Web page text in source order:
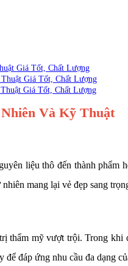
Giá Tốt, Chất Lượng
Giá Tốt, Chất Lượng
Giá Tốt, Chất Lượng
Và Kỹ Thuật
liệu thô đến thành
mang lại vẻ đẹp sang
thẩm mỹ vượt trội. Trong
đáp ứng nhu cầu đa dạng